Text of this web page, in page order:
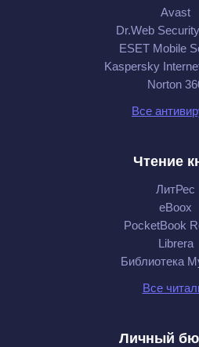
Avast
Dr.Web
ESET Mobile
Kaspersky
Norton
Все
Чтение
ЛитРес
eBoox
PocketBook
Librera
Библиотека
Все
Личный